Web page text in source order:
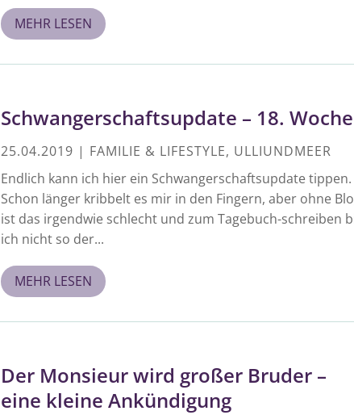
MEHR LESEN
Schwangerschaftsupdate – 18. Woche
25.04.2019 | FAMILIE & LIFESTYLE, ULLIUNDMEER
Endlich kann ich hier ein Schwangerschaftsupdate tippen.
Schon länger kribbelt es mir in den Fingern, aber ohne
ist das irgendwie schlecht und zum Tagebuch-schreiben
ich nicht so der...
MEHR LESEN
Der Monsieur wird großer Bruder –
eine kleine Ankündigung